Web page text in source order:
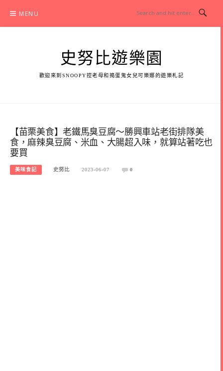
content
MENU
史努比遊樂園
歡迎來到SNOOPY控老母和搗蛋鬼女兒可樂娜的遊樂札記
【苗栗美食】老鐵馬臭豆腐～勝興車站老街排隊美
食，麻辣臭豆腐、米血、大腸超入味，就算站著吃也
要買
美味食記 史努比 2023-06-07 0